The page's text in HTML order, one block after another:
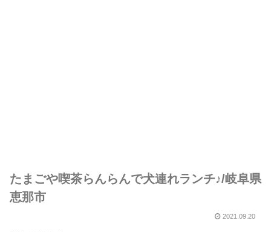
たまごや喫茶らんらんで犬連れランチ♪/岐阜県
恵那市
2021.09.20